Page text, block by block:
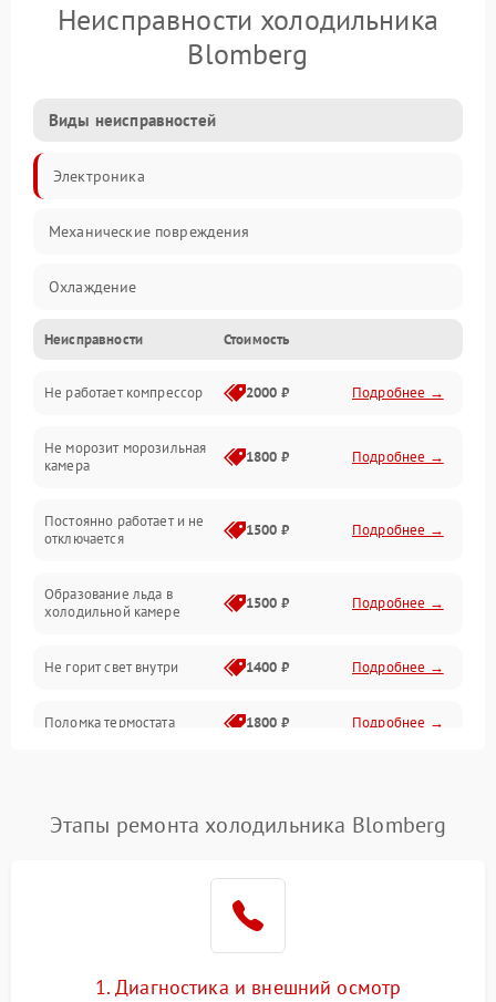
Неисправности холодильника
Blomberg
Виды неисправностей
Электроника
Механические повреждения
Охлаждение
Механика
Электропитание
Дренаж
Неисправности Стоимость
Не работает компрессор 2000 ₽ Подробнее →
Не морозит морозильная
камера
1800 ₽ Подробнее →
Постоянно работает и не
отключается
1500 ₽ Подробнее →
Образование льда в
холодильной камере
1500 ₽ Подробнее →
Не горит свет внутри 1400 ₽ Подробнее →
Поломка термостата 1800 ₽ Подробнее →
Поломка системы No Frost 2600 ₽ Подробнее →
Этапы ремонта холодильника Blomberg
1. Диагностика и внешний осмотр